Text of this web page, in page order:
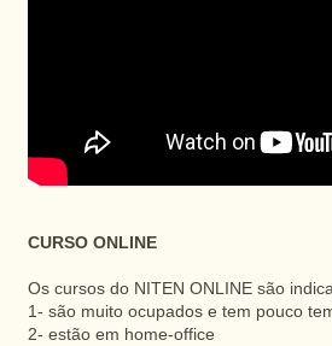
CURSO ONLINE
Os cursos do NITEN ONLINE são
1- são muito ocupados e tem pouco
2- estão em home-office